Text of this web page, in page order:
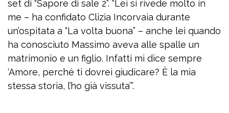
set di “Sapore di sale 2”. “Lei si rivede molto in
me – ha confidato Clizia Incorvaia durante
un’ospitata a “La volta buona” – anche lei quando
ha conosciuto Massimo aveva alle spalle un
matrimonio e un figlio. Infatti mi dice sempre
‘Amore, perché ti dovrei giudicare? È la mia
stessa storia, l’ho già vissuta’”.